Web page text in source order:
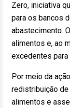
Zero, iniciativa
para os bancos
abastecimento.
alimentos e, ao
excedentes
Por meio da
redistribuição
alimentos e